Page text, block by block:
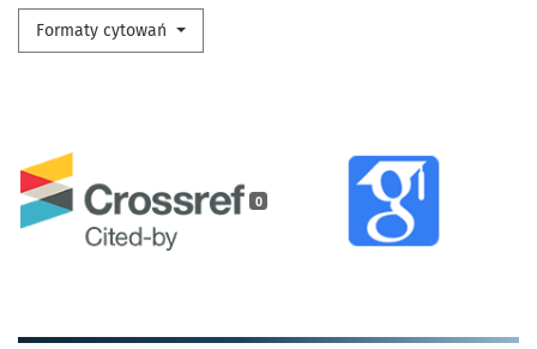
Formaty cytowań
0